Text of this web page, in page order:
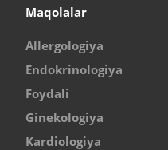
Maqolalar
Allergologiya
Endokrinologiya
Foydali
Ginekologiya
Kardiologiya